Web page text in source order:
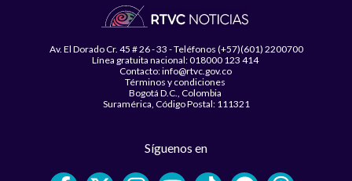
Av. El Dorado Cr. 45 # 26 - 33 - Teléfonos (+57)(601) 2200700
Línea gratuita nacional: 018000 123 414
Contacto: info@rtvc.gov.co
Términos y condiciones
Bogotá D.C., Colombia
Suramérica, Código Postal: 111321
Síguenos en